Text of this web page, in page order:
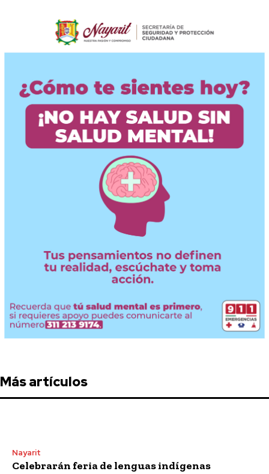
Más artículos
Nayarit
Celebrarán feria de lenguas indígenas